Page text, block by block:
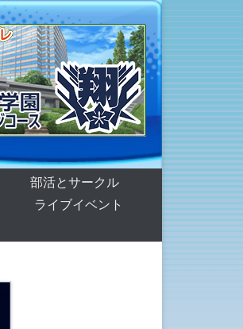
部活とサークル
ライブイベント